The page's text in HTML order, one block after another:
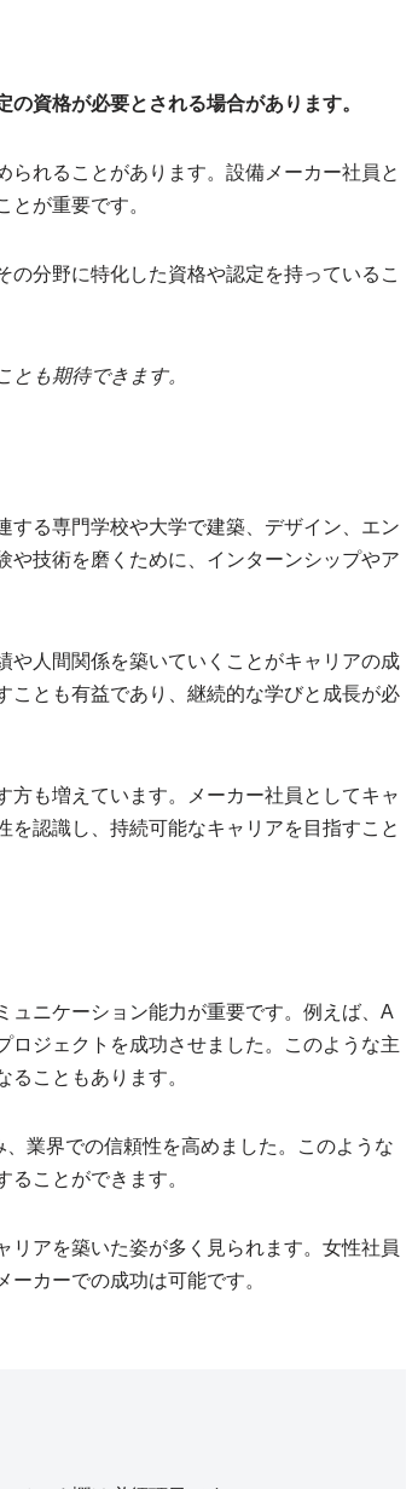
資格が必要とされる場合があります。
れることがあります。設備メーカー社員と
が重要です。
分野に特化した資格や認定を持っているこ
も期待できます。
する専門学校や大学で建築、デザイン、エン
や技術を磨くために、インターンシップやア
や人間関係を築いていくことがキャリアの成
ことも有益であり、継続的な学びと成長が必
も増えています。メーカー社員としてキャ
を認識し、持続可能なキャリアを目指すこと
ュニケーション能力が重要です。例えば、A
ロジェクトを成功させました。このような主
こともあります。
業界での信頼性を高めました。このような
ことができます。
アを築いた姿が多く見られます。女性社員
カーでの成功は可能です。